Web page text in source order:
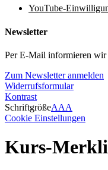
YouTube-
Newsletter
Per E-Mail informieren wir
Zum Newsletter anmelden
Widerrufsformular
Kontrast
SchriftgrößeAAA
Cookie Einstellungen
Kurs-